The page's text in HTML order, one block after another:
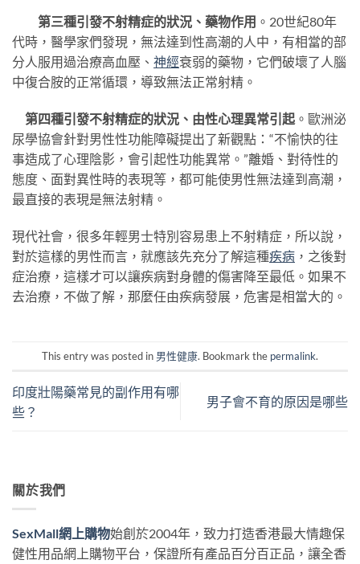
第三種引發不射精症的狀況、藥物作用 。20世紀80年
代時，醫學家們發現，無法達到性高潮的人中，有相當的部
分人服用過治療高血壓、 神經衰弱的藥物，它們破壞了人腦
中復合胺的正常循環，導致無法正常射精。
第四種引發不射精症的狀況、由性心理異常引起 。歐洲泌
尿學協會針對男性性功能障礙提出了新觀點：“不愉快的往
事造成了心理陰影，會引起性功能異常。”離婚、對待性的
態度、面對異性時的表現等，都可能使男性無法達到高潮，
最直接的表現是無法射精。
現代社會，很多年輕男士特別容易患上不射精症，所以說，
對於這樣的男性而言，就應該先充分了解這種疾病 ，之後對
症治療，這樣才可以讓疾病對身體的傷害降至最低。如果不
去治療，不做了解，那麼任由疾病發展，危害是相當大的。
This entry was posted in 男性健康. Bookmark the permalink.
印度壯陽藥常見的副作用有哪
些？
男子會不育的原因是哪些
關於我們
SexMall網上購物始創於2004年，致力打造香港最大情趣保
健性用品網上購物平台，保證所有產品百分百正品，讓全香